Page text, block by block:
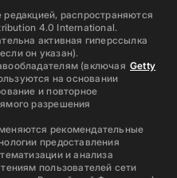
распространяются
4.0 International.
активная гиперссылка
он указан).
(включая Getty
на основании
и повторное
разрешения
рекомендательные
предоставления
и анализа
пользователей сети